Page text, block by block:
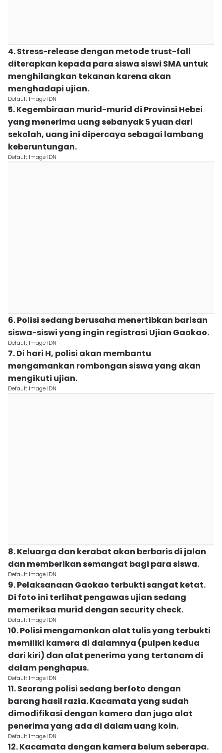
4. Stress-release dengan metode trust-fall
diterapkan kepada para siswa siswi SMA untuk
menghilangkan tekanan karena akan
menghadapi ujian.
Default Image IDN
5. Kegembiraan murid-murid di Provinsi Hebei
yang menerima uang sebanyak 5 yuan dari
sekolah, uang ini dipercaya sebagai lambang
keberuntungan.
Default Image IDN
6. Polisi sedang berusaha menertibkan barisan
siswa-siswi yang ingin registrasi Ujian Gaokao.
Default Image IDN
7. Di hari H, polisi akan membantu
mengamankan rombongan siswa yang akan
mengikuti ujian.
Default Image IDN
8. Keluarga dan kerabat akan berbaris di jalan
dan memberikan semangat bagi para siswa.
Default Image IDN
9. Pelaksanaan Gaokao terbukti sangat ketat.
Di foto ini terlihat pengawas ujian sedang
memeriksa murid dengan security check.
Default Image IDN
10. Polisi mengamankan alat tulis yang terbukti
memiliki kamera di dalamnya (pulpen kedua
dari kiri) dan alat penerima yang tertanam di
dalam penghapus.
Default Image IDN
11. Seorang polisi sedang berfoto dengan
barang hasil razia. Kacamata yang sudah
dimodifikasi dengan kamera dan juga alat
penerima yang ada di dalam uang koin.
Default Image IDN
12. Kacamata dengan kamera belum seberapa.